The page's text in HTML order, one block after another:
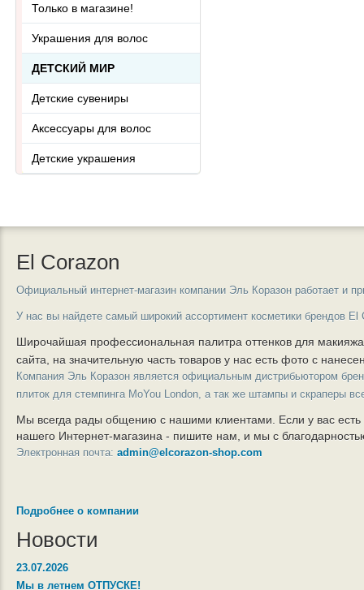
Только в магазине!
Украшения для волос
ДЕТСКИЙ МИР
Детские сувениры
Аксессуары для волос
Детские украшения
El Corazon
Официальный интернет-магазин компании Эль Коразон работает и
У нас вы найдете самый широкий ассортимент косметики брендов El
Широчайшая профессиональная палитра оттенков для
сайта, на значительную часть товаров у нас есть фото с
Компания Эль Коразон является официальным дистрибьютором
плиток для стемпинга MoYou London, а так же штампы и скраперы
Мы всегда рады общению с нашими клиентами. Если у вас
нашего Интернет-магазина - пишите нам, и мы с
Электронная почта: admin@elcorazon-shop.com
Подробнее о компании
Новости
23.07.2026
Мы в летнем ОТПУСКЕ!